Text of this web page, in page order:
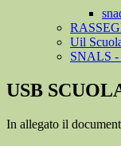
Uil
SNALS -
USB
In allegato il